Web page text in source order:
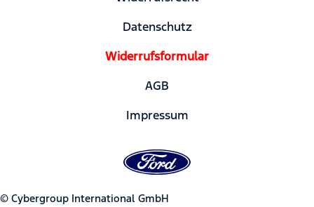
Datenschutz
Widerrufsformular
AGB
Impressum
© Cybergroup International GmbH